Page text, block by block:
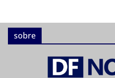
sobre